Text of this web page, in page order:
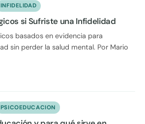
INFIDELIDAD
si Sufriste una Infidelidad
basados en evidencia para
sin perder la salud mental. Por Mario
PSICOEDUCACION